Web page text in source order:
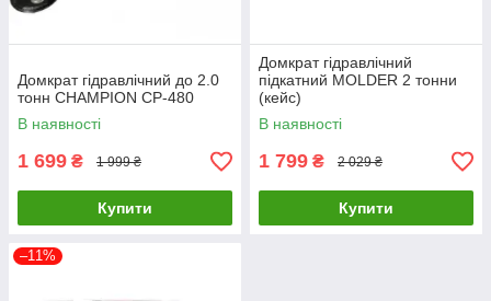
Домкрат гідравлічний до 2.0
тонн CHAMPION CP-480
В наявності
1 699 ₴ 1 999 ₴
Купити
Домкрат гідравлічний
підкатний MOLDER 2 тонни
(кейс)
В наявності
1 799 ₴ 2 029 ₴
Купити
–11%